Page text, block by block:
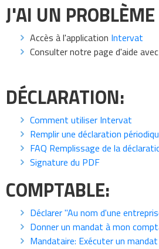
J'AI UN
Accès à l'application Intervat
Consulter notre page d'aide
DÉCLARATION:
Comment utiliser Intervat
Remplir une déclaration
FAQ Remplissage de la
Signature du PDF
COMPTABLE:
Déclarer "Au nom d'une
Donner un mandat à mon
Mandataire: Exécuter un